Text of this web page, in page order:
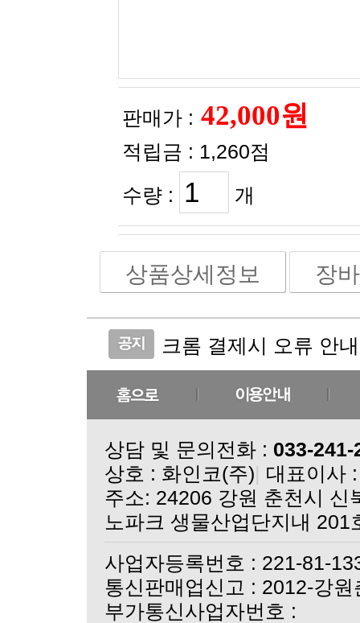
판매가 :
적립금 : 1,260점
수량 :
개
상품상세정보 장
크롬 결제시 오류 안내
실크크리스탈 코스메
(비밀번호 분실 안내)
(주문취소 안내)
실크 단백질 마스크
더실크크리스탈 바이
더실크크리스탈 바이
쇼핑몰 오픈 기념 이
쇼핑몰 오픈 안내
상담 및 문의전화 : 033-241-
상호 : 화인코(주)| 대표이사
노파크 생물산업단지내 201
사업자등록번호 : 221-81-
통신판매업신고 : 2012-강
부가통신사업자번호 :